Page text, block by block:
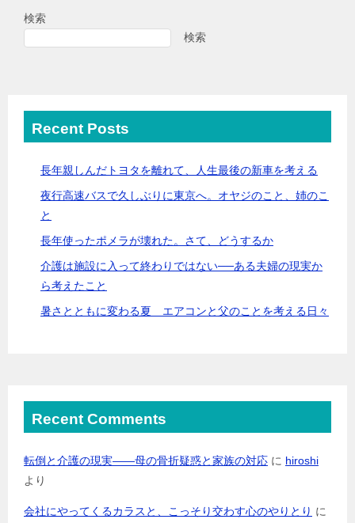
検索
検索
Recent Posts
長年親しんだトヨタを離れて、人生最後の新車を考える
夜行高速バスで久しぶりに東京へ。オヤジのこと、姉のこ
と
長年使ったポメラが壊れた。さて、どうするか
介護は施設に入って終わりではない──ある夫婦の現実か
ら考えたこと
暑さとともに変わる夏 エアコンと父のことを考える日々
Recent Comments
転倒と介護の現実――母の骨折疑惑と家族の対応 に hiroshi
より
会社にやってくるカラスと、こっそり交わす心のやりとり に